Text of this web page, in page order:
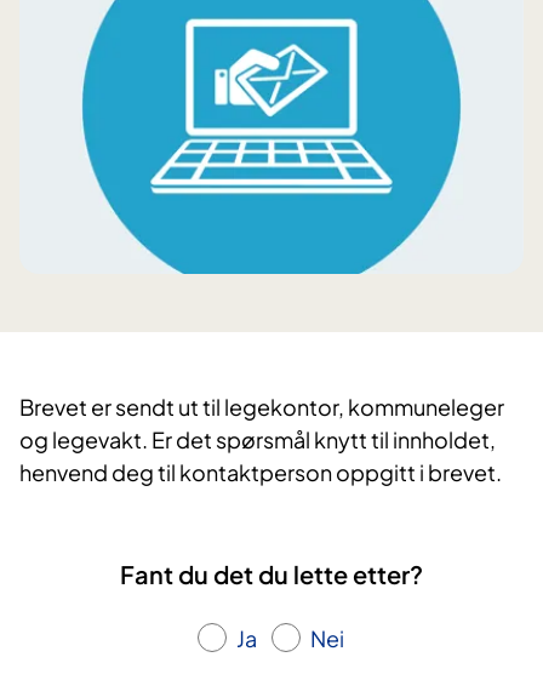
Brevet er sendt ut til legekontor, kommuneleger
og legevakt. Er det spørsmål knytt til innholdet,
henvend deg til kontaktperson oppgitt i brevet.
Fant du det du lette etter?
Ja Nei